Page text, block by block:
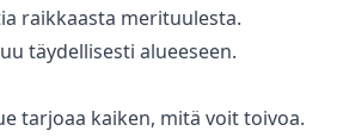
raikkaasta merituulesta.
täydellisesti alueeseen.
tarjoaa kaiken, mitä voit toivoa.